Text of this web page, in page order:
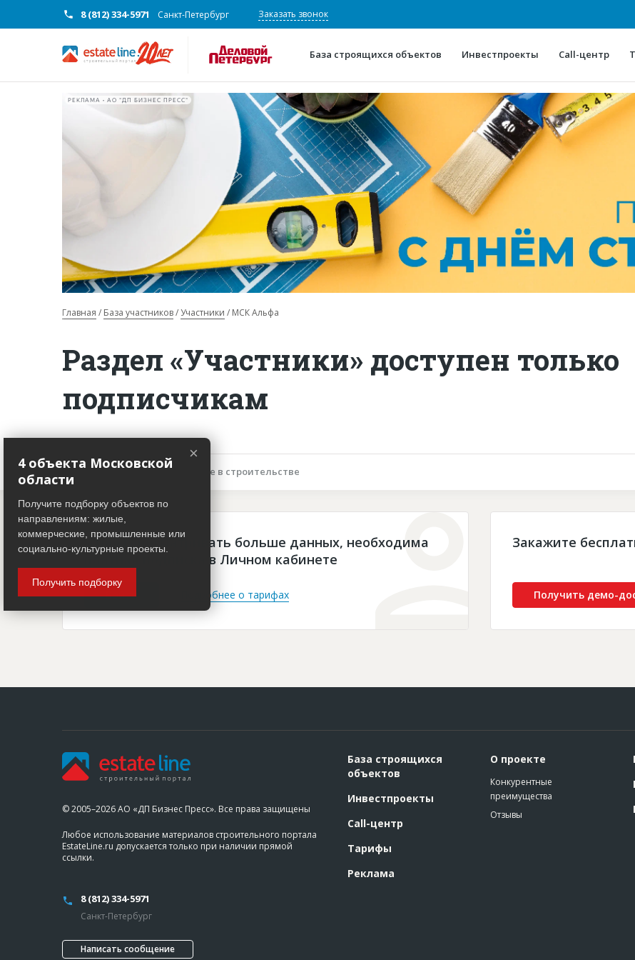
8 (812) 334-5971 Санкт-Петербург Заказать звонок
База строящихся объектов Инвестпроекты Call-центр
О проекте
Конкурентные
Горячие
Глоссарий
РЕКЛАМА • АО "ДП БИЗНЕС ПРЕСС"
Главная База участников Участники МСК Альфа
Раздел «Участники» доступен только
подписчикам
Описание объекта Участие в строительстве
Чтобы просматривать больше данных, необходима
платная подписка в Личном кабинете
Войти Подробнее о тарифах
Закажите
Получить демо-
© 2005–2026 АО «ДП Бизнес Пресс». Все права защищены
Любое использование материалов строительного портала
EstateLine.ru допускается только при наличии прямой
ссылки.
8 (812) 334-5971
Санкт-Петербург
Написать сообщение
База строящихся
объектов
Инвестпроекты
Call-центр
Тарифы
Реклама
О проекте
Конкурентные
преимущества
Отзывы
×
4 объекта Московской
области
Получите подборку объектов по
направлениям: жилые,
коммерческие, промышленные или
социально-культурные проекты.
Получить подборку